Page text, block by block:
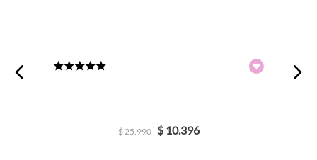
$25.990 $ 10.396